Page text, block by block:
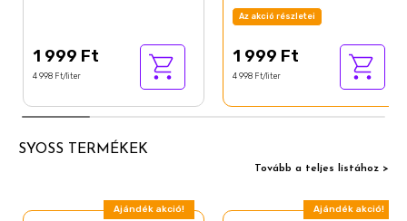
Tetramethyl Acetyloctahydronaphthalenes
1 999 Ft
4 998 Ft/liter
Az akció részletei
1 999 Ft
4 998 Ft/liter
SYOSS TERMÉKEK
Tovább a teljes listához >
Ajándék akció! Ajándék akció!